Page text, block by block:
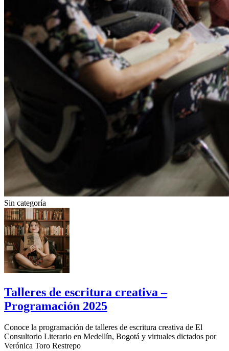
Sin categoría
Talleres de escritura creativa –
Programación 2025
Conoce la programación de talleres de escritura creativa de El
Consultorio Literario en Medellín, Bogotá y virtuales dictados por
Verónica Toro Restrepo